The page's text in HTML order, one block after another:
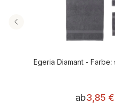
Egeria Diamant -
ab3,85 €